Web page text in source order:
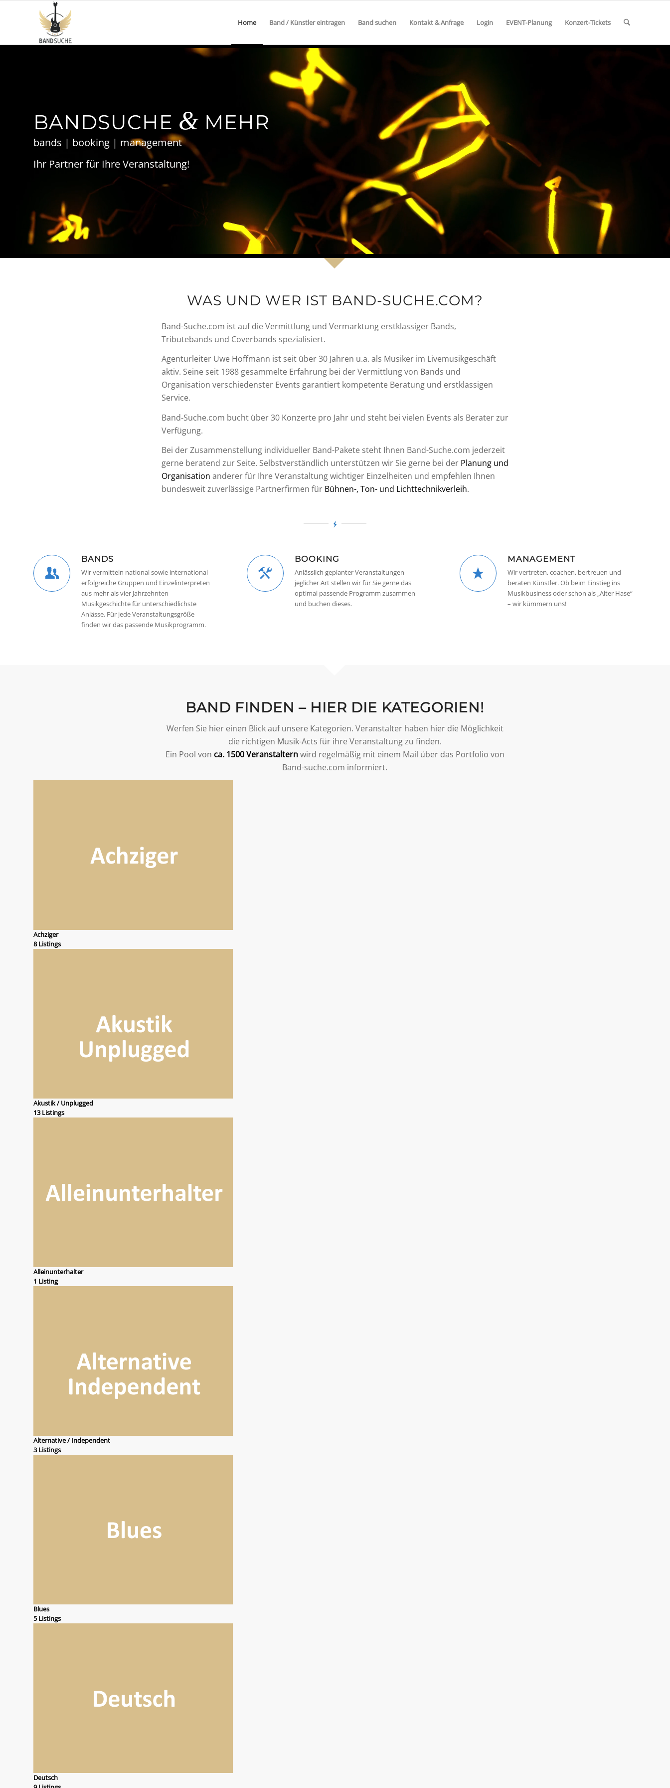
Home Band / Künstler eintragen Band suchen Kontakt & Anfrage Login EVENT-Planung Konzert-Tickets
BANDSUCHE & MEHR
bands | booking | management
Ihr Partner für Ihre Veranstaltung!
WAS UND WER IST BAND-SUCHE.COM?
Band-Suche.com ist auf die Vermittlung und Vermarktung erstklassiger Bands,
Tributebands und Coverbands spezialisiert.
Agenturleiter Uwe Hoffmann ist seit über 30 Jahren u.a. als Musiker im Livemusikgeschäft
aktiv. Seine seit 1988 gesammelte Erfahrung bei der Vermittlung von Bands und
Organisation verschiedenster Events garantiert kompetente Beratung und erstklassigen
Service.
Band-Suche.com bucht über 30 Konzerte pro Jahr und steht bei vielen Events als Berater zur
Verfügung.
Bei der Zusammenstellung individueller Band-Pakete steht Ihnen Band-Suche.com jederzeit
gerne beratend zur Seite. Selbstverständlich unterstützen wir Sie gerne bei derPlanung und
Organisation anderer für Ihre Veranstaltung wichtiger Einzelheiten und empfehlen Ihnen
bundesweit zuverlässige Partnerfirmen für Bühnen-, Ton- und Lichttechnikverleih.
BANDS
Wir vermitteln national sowie international
erfolgreiche Gruppen und Einzelinterpreten
aus mehr als vier Jahrzehnten
Musikgeschichte für unterschiedlichste
Anlässe. Für jede Veranstaltungsgröße
finden wir das passende Musikprogramm.
BOOKING
Anlässlich geplanter Veranstaltungen
jeglicher Art stellen wir für Sie gerne das
optimal passende Programm zusammen
und buchen dieses.
MANAGEMENT
Wir vertreten, coachen, bertreuen und
beraten Künstler. Ob beim Einstieg ins
Musikbusiness oder schon als „Alter Hase“
– wir kümmern uns!
BAND FINDEN – HIER DIE KATEGORIEN!
Werfen Sie hier einen Blick auf unsere Kategorien. Veranstalter haben hier die Möglichkeit
die richtigen Musik-Acts für ihre Veranstaltung zu finden.
Ein Pool von ca. 1500 Veranstalternwird regelmäßig mit einem Mail über das Portfolio von
Band-suche.com informiert.
Achziger
8 Listings
Akustik / Unplugged
13 Listings
Alleinunterhalter
1 Listing
Alternative / Independent
3 Listings
Blues
5 Listings
Deutsch